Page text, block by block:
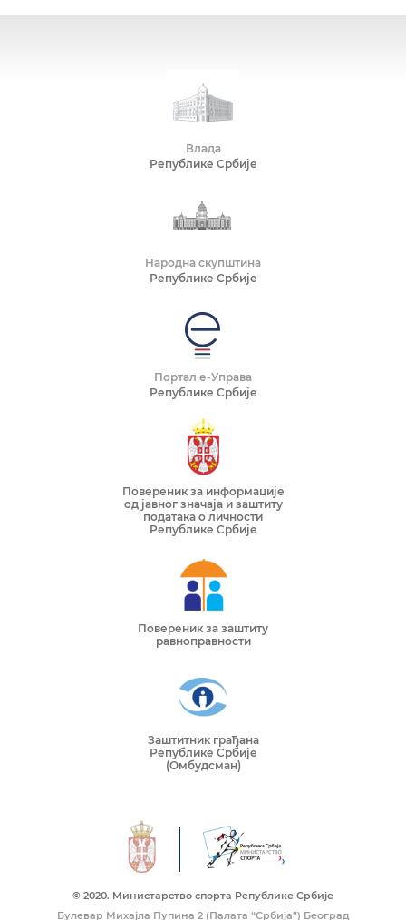
Влада
Републике Србије
Народна скупштина
Републике Србије
Портал е-Управа
Републике Србије
Повереник за информације
од јавног значаја и заштиту
података о личности
Републике Србије
Повереник за заштиту
равноправности
Заштитник грађана
Републике Србије
(Омбудсман)
© 2020. Mинистарство спорта Републике Србије
Булевар Михајла Пупина 2 (Палата “Србија”) Београд